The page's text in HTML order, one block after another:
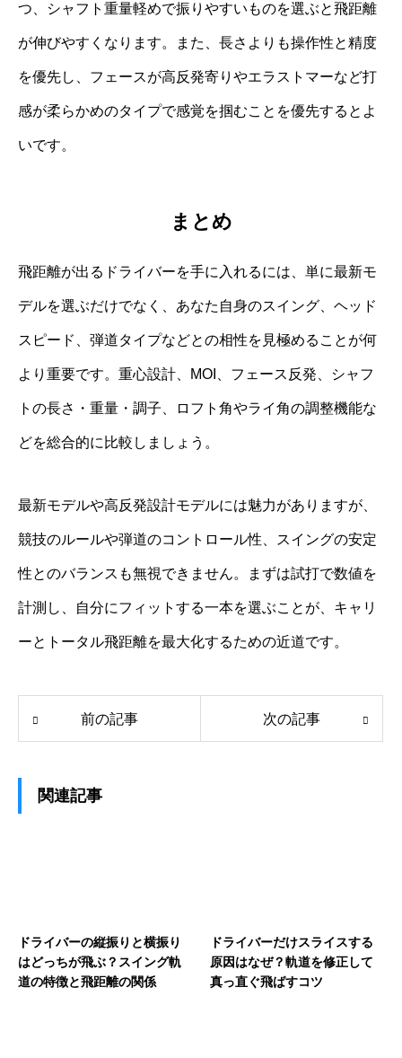
つ、シャフト重量軽めで振りやすいものを選ぶと飛距離
が伸びやすくなります。また、長さよりも操作性と精度
を優先し、フェースが高反発寄りやエラストマーなど打
感が柔らかめのタイプで感覚を掴むことを優先するとよ
いです。
まとめ
飛距離が出るドライバーを手に入れるには、単に最新モ
デルを選ぶだけでなく、あなた自身のスイング、ヘッド
スピード、弾道タイプなどとの相性を見極めることが何
より重要です。重心設計、MOI、フェース反発、シャフ
トの長さ・重量・調子、ロフト角やライ角の調整機能な
どを総合的に比較しましょう。
最新モデルや高反発設計モデルには魅力がありますが、
競技のルールや弾道のコントロール性、スイングの安定
性とのバランスも無視できません。まずは試打で数値を
計測し、自分にフィットする一本を選ぶことが、キャリ
ーとトータル飛距離を最大化するための近道です。
前の記事 次の記事
関連記事
ドライバーの縦振りと横振り
はどっちが飛ぶ？スイング軌
道の特徴と飛距離の関係
ドライバーだけスライスする
原因はなぜ？軌道を修正して
真っ直ぐ飛ばすコツ